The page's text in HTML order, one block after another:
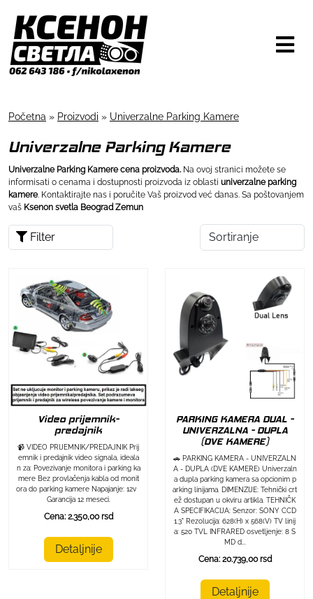
Početna » Proizvodi » Univerzalne Parking Kamere
Univerzalne Parking Kamere
Univerzalne Parking Kamere cena proizvoda. Na ovoj stranici možete se
informisati o cenama i dostupnosti proizvoda iz oblasti univerzalne parking
kamere. Kontaktirajte nas i poručite Vaš proizvod već danas. Sa poštovanjem
vaš Ksenon svetla Beograd Zemun
Filter
Video prijemnik-
predajnik
📹 VIDEO PRIJEMNIK/PREDAJNIK Prij
emnik i predajnik video signala, ideala
n za: Povezivanje monitora i parking ka
mere Bez provlačenja kabla od monit
ora do parking kamere Napajanje: 12v
Garancija 12 meseci.
Cena: 2.350,00 rsd
Detaljnije
PARKING KAMERA DUAL -
UNIVERZALNA - DUPLA
(DVE KAMERE)
🚗 PARKING KAMERA - UNIVERZALN
A - DUPLA (DVE KAMERE) Univerzaln
a dupla parking kamera sa opcionim p
arking linijama. DIMENZIJE: Tehnički crt
ež dostupan u okviru artikla. TEHNIČK
A SPECIFIKACIJA: Senzor: SONY CCD
1.3" Rezolucija: 628(H) x 568(V) TV linij
a: 520 TVL INFRARED osvetljenje: 8 S
MD d...
Cena: 20.739,00 rsd
Detaljnije